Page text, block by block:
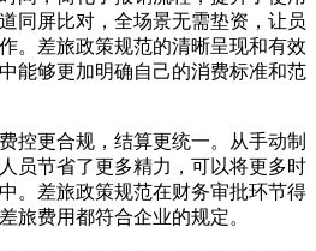
同屏比对，全场景无需垫资，让员
。差旅政策规范的清晰呈现和有效
能够更加明确自己的消费标准和范
控更合规，结算更统一。从手动制
员节省了更多精力，可以将更多时
。差旅政策规范在财务审批环节得
旅费用都符合企业的规定。